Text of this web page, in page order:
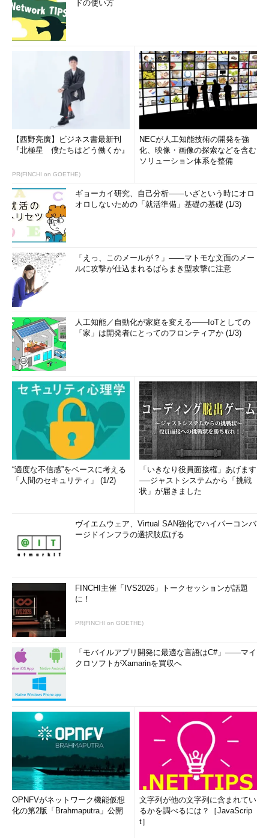
ドの使い方
【西野亮廣】ビジネス書最新刊
『北極星 僕たちはどう働くか』
PR(FINCHI on GOETHE)
NECが人工知能技術の開発を強
化、映像・画像の探索などを含む
ソリューション体系を整備
ギョーカイ研究、自己分析――いざという時にオロ
オロしないための「就活準備」基礎の基礎 (1/3)
「えっ、このメールが？」――マトモな文面のメー
ルに攻撃が仕込まれるばらまき型攻撃に注意
人工知能／自動化が家庭を変える――IoTとしての
「家」は開発者にとってのフロンティアか (1/3)
“適度な不信感”をベースに考える
「人間のセキュリティ」 (1/2)
「いきなり役員面接権」あげます
──ジャストシステムから「挑戦
状」が届きました
ヴイエムウェア、Virtual SAN強化でハイパーコンバ
ージドインフラの選択肢広げる
FINCHI主催「IVS2026」トークセッションが話題
に！
PR(FINCHI on GOETHE)
「モバイルアプリ開発に最適な言語はC#」――マイ
クロソフトがXamarinを買収へ
OPNFVがネットワーク機能仮想
化の第2版「Brahmaputra」公開
文字列が他の文字列に含まれてい
るかを調べるには？［JavaScrip
t］